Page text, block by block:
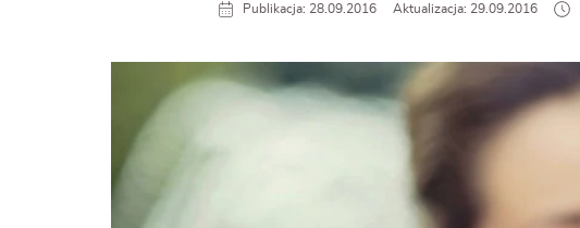
Publikacja: 28.09.2016 Aktualizacja: 29.09.2016